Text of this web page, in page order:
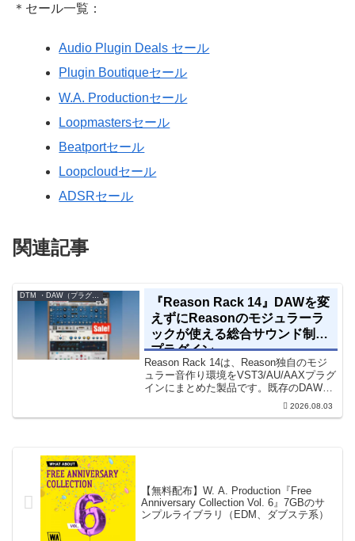
＊セール一覧：
Audio Plugin Deals セール
Plugin Boutiqueセール
W.A. Productionセール
Loopmastersセール
Beatportセール
Loopcloudセール
ADSRセール
関連記事
DTM ・DAW（プラグイン、シンセなど）のセール情報
『Reason Rack 14』DAWを変
えずにReasonのモジュラーラ
ックが使える総合サウンド制作
プラグイン
Reason Rack 14は、Reason独自のモジ
ュラー音作り環境をVST3/AU/AAXプラグ
インにまとめた製品です。既存のDAWを
乗り換えることなく、68種類のシンセや
2026.08.03
【無料配布】W. A. Production『Free
Anniversary Collection Vol. 6』7GBのサ
ンプルライブラリ（EDM、ダブステ系）